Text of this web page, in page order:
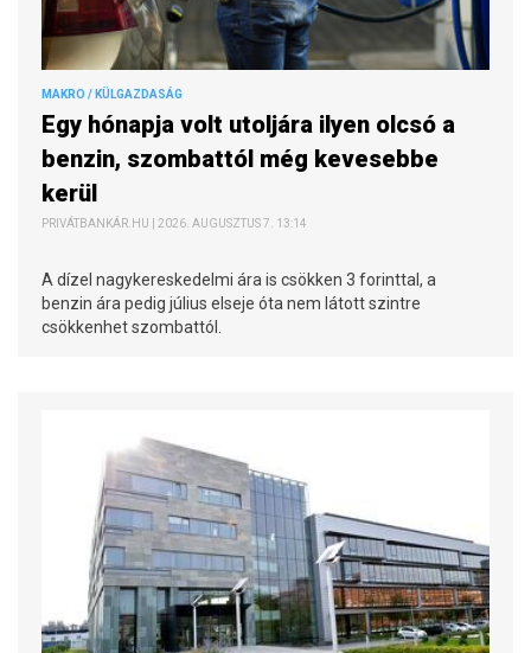
MAKRO / KÜLGAZDASÁG
Egy hónapja volt utoljára ilyen olcsó a
benzin, szombattól még kevesebbe
kerül
PRIVÁTBANKÁR.HU | 2026. AUGUSZTUS 7. 13:14
A dízel nagykereskedelmi ára is csökken 3 forinttal, a
benzin ára pedig július elseje óta nem látott szintre
csökkenhet szombattól.